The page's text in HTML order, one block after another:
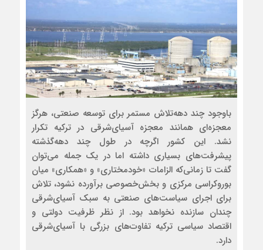
باوجود چند دهه‌تلاش مستمر برای توسعه صنعتی، هرگز
معجزه‌ای همانند معجزه آسیای‌شرقی در ترکیه تکرار
نشد. این کشور اگرچه در طول چند دهه‌گذشته
پیشرفت‌های بسیاری داشته اما در یک جمله می‌توان
گفت تا زمانی‌که الزامات «خودمختاری» و «همکاری» میان
بوروکراسی مرکزی و بخش‌خصوصی برآورده نشود، تلاش
برای اجرای سیاست‌های صنعتی به سبک آسیای‌شرقی
چندان سازنده نخواهد بود. از نظر ظرفیت دولتی و
اقتصاد سیاسی ترکیه تفاوت‌های بزرگی با آسیای‌شرقی
دارد.